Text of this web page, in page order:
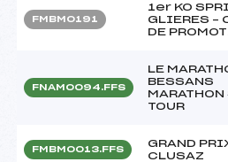
FMBM0191
1er KO
GLIERES –
DE
FNAM0094.FFS
LE
BESSANS
TOUR
FMBM0013.FFS
GRAND
CLUSAZ